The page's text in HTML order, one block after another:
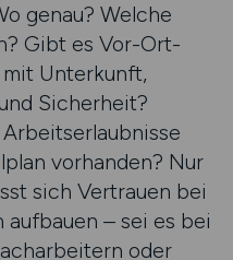
genau? Welche
Gibt es Vor-Ort-
Unterkunft,
Sicherheit?
vorhanden? Nur
sich Vertrauen bei
– sei es bei
oder